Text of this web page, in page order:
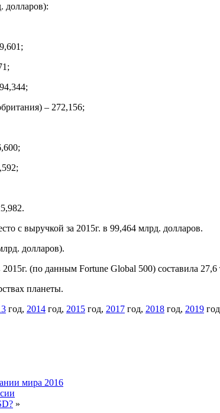
долларов):
– 272,156;
с выручкой за 2015г. в 99,464 млрд. долларов.
долларов).
(по данным Fortune Global 500) составила
планеты.
год, 2014 год, 2015 год, 2017 год, 2018 год, 2019
мира 2016
»